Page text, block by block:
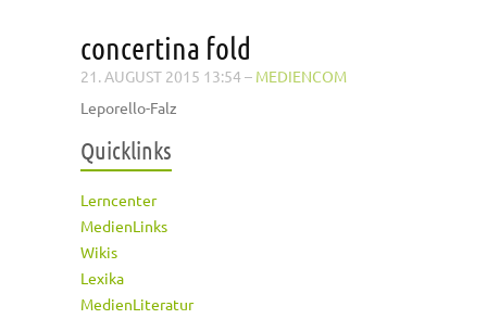
concertina fold
21. AUGUST 2015 13:54 – MEDIENCOM
Leporello-Falz
Quicklinks
Lerncenter
MedienLinks
Wikis
Lexika
MedienLiteratur